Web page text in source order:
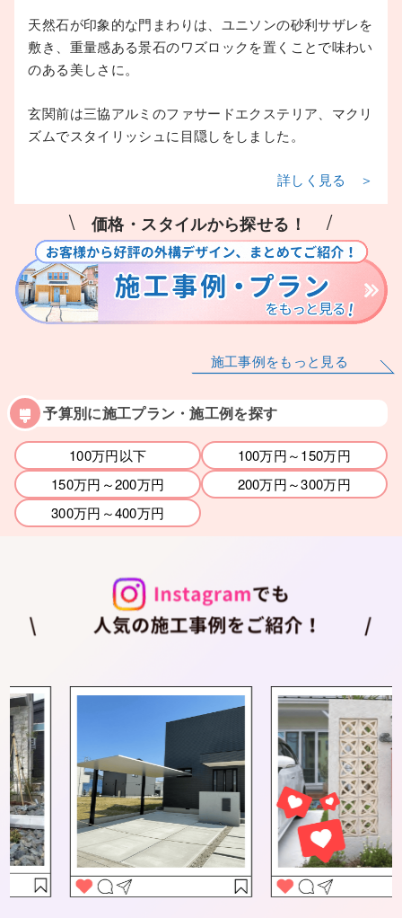
天然石が印象的な門まわりは、ユニソンの砂利サザレを
敷き、重量感ある景石のワズロックを置くことで味わい
のある美しさに。
玄関前は三協アルミのファサードエクステリア、マクリ
ズムでスタイリッシュに目隠しをしました。
詳しく見る ＞
\価格・スタイルから探せる！ /
施工事例をもっと見る
予算別に施工プラン・施工例を探す
100万円以下
100万円～150万円
150万円～200万円
200万円～300万円
300万円～400万円